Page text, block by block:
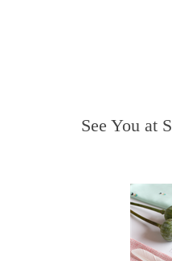
See You at